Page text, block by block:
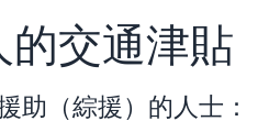
交通津貼
助（綜援）的人士：